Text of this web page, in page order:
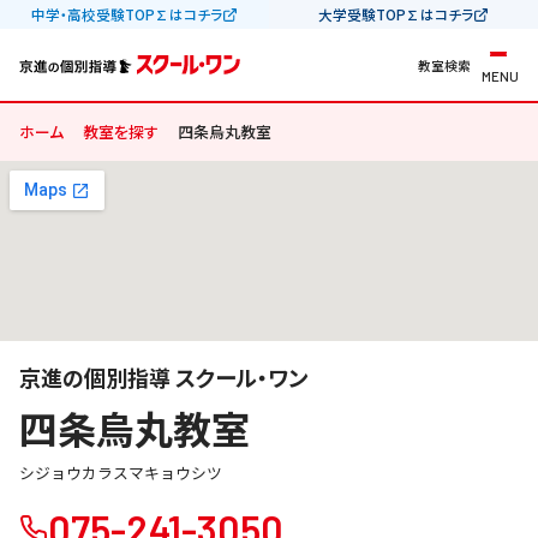
中学・高校受験TOP∑はコチラ 大学受験TOP∑はコチラ
教室検索
MENU
ホーム 教室を探す 四条烏丸教室
京進の個別指導 スクール・ワン
四条烏丸教室
シジョウカラスマキョウシツ
075-241-3050